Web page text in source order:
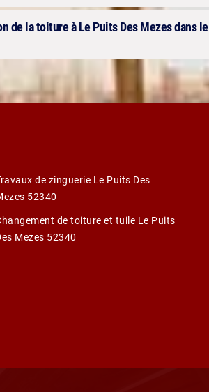
de la toiture à Le Puits Des Mezes dans le
de zinguerie Le Puits Des
52340
de toiture et tuile Le Puits
Mezes 52340